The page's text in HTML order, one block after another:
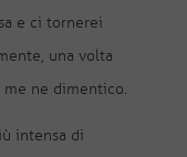
e ci tornerei
una volta
ne dimentico.
intensa di